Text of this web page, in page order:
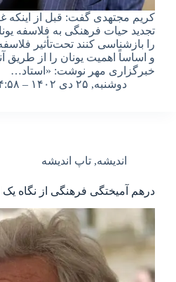
کریم مجتهدی گفت: قبل از اینکه
تجدید حیات فرهنگی به فلاسفه
را بازشناسی کنند تحت‌تأثیر
و اساساً اهمیت یونان را از طریق
خبرگزاری مهر نوشت: «استاد…
دوشنبه, ۲۵ دی ۱۴۰۲ – ۱۴:۵۸
اندیشه, تاپ اندیشه
درهم آمیختگی فرهنگی از نگاه